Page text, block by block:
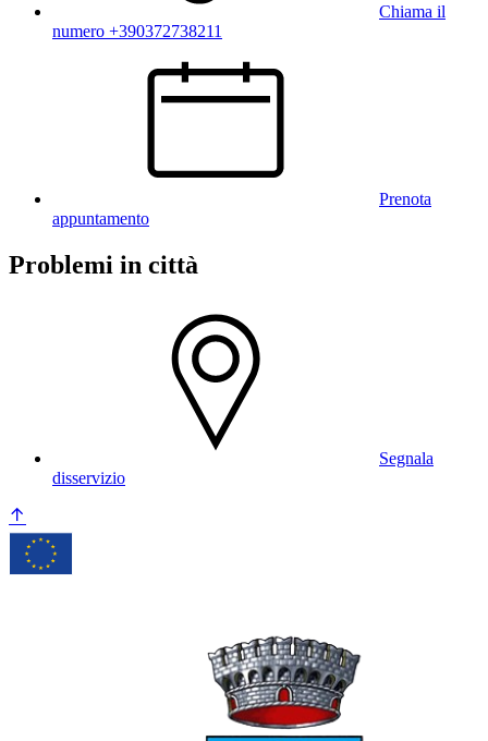
Chiama il
numero +390372738211
Prenota
appuntamento
Problemi in città
Segnala
disservizio